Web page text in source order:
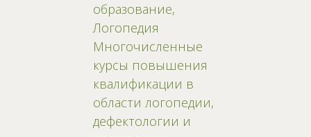
образование,
Логопедия
Многочисленные
курсы повышения
квалификации в
области логопедии,
дефектологии и